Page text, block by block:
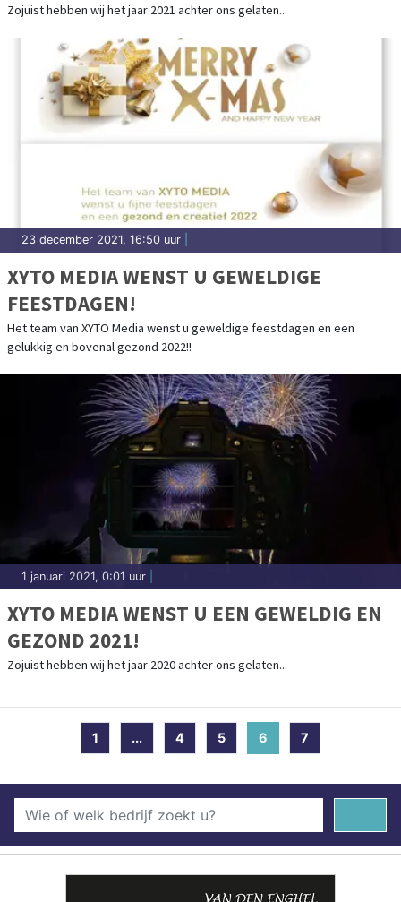
Zojuist hebben wij het jaar 2021 achter ons gelaten...
23 december 2021, 16:50 uur
XYTO MEDIA WENST U GEWELDIGE
FEESTDAGEN!
Het team van XYTO Media wenst u geweldige feestdagen en een
gelukkig en bovenal gezond 2022!!
1 januari 2021, 0:01 uur
XYTO MEDIA WENST U EEN GEWELDIG EN
GEZOND 2021!
Zojuist hebben wij het jaar 2020 achter ons gelaten...
1 ... 4 5 6 (current)
7